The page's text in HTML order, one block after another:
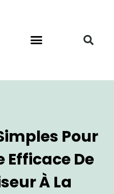
Pour
Efficace De
À La